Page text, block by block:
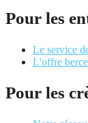
Pour les
Le service
L'offre
Pour les